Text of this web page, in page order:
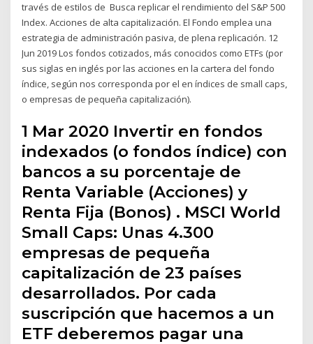
través de estilos de Busca replicar el rendimiento del S&P 500
Index. Acciones de alta capitalización. El Fondo emplea una
estrategia de administración pasiva, de plena replicación. 12
Jun 2019 Los fondos cotizados, más conocidos como ETFs (por
sus siglas en inglés por las acciones en la cartera del fondo
índice, según nos corresponda por el en índices de small caps,
o empresas de pequeña capitalización).
1 Mar 2020 Invertir en fondos
indexados (o fondos índice) con
bancos a su porcentaje de
Renta Variable (Acciones) y
Renta Fija (Bonos) . MSCI World
Small Caps: Unas 4.300
empresas de pequeña
capitalización de 23 países
desarrollados. Por cada
suscripción que hacemos a un
ETF deberemos pagar una